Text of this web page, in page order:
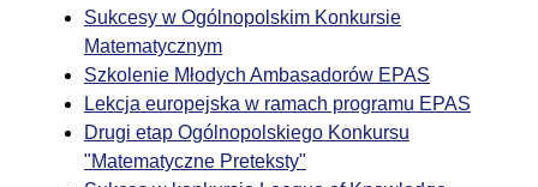
Sukcesy w Ogólnopolskim Konkursie
Matematycznym
Szkolenie Młodych Ambasadorów EPAS
Lekcja europejska w ramach programu EPAS
Drugi etap Ogólnopolskiego Konkursu
"Matematyczne Preteksty"